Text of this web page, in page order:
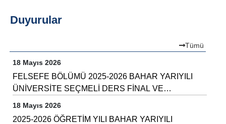
Duyurular
Tümü
18 Mayıs 2026
FELSEFE BÖLÜMÜ 2025-2026 BAHAR YARIYILI
ÜNİVERSİTE SEÇMELİ DERS FİNAL VE
18 Mayıs 2026
2025-2026 ÖĞRETİM YILI BAHAR YARIYILI